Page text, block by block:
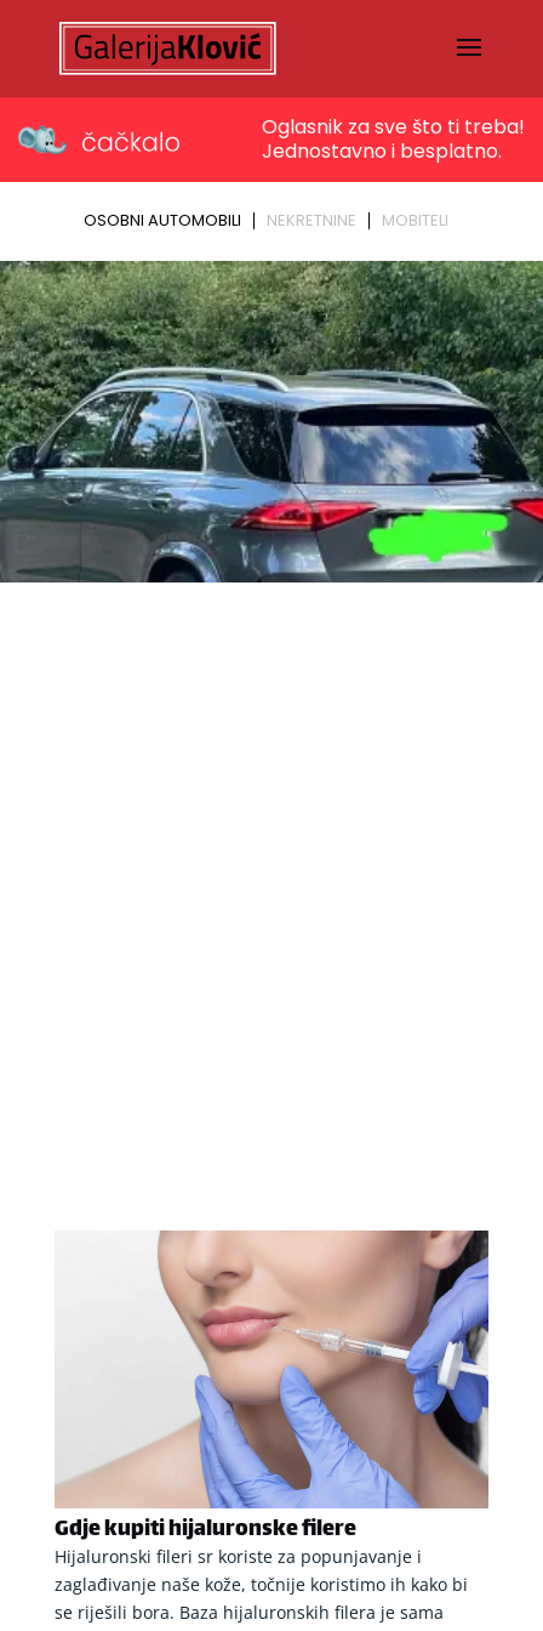
Gdje kupiti hijaluronske filere
Hijaluronski fileri sr koriste za popunjavanje i
zaglađivanje naše kože, točnije koristimo ih kako bi
se riješili bora. Baza hijaluronskih filera je sama